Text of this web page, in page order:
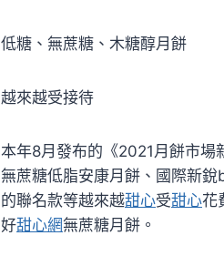
低糖、無蔗糖、木糖醇月餅
越來越受接待
本年8月發布的《2021月餅市場
無蔗糖低脂安康月餅、國際新銳
的聯名款等越來越甜心受甜心花
好甜心網無蔗糖月餅。